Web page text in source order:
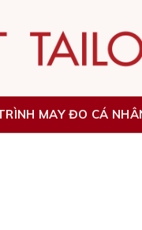
MAY ĐO CÁ